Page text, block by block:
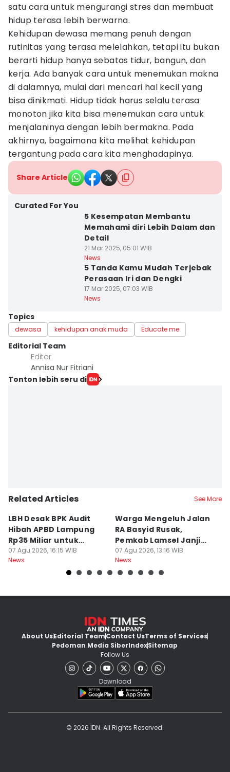
satu cara untuk mengurangi stres dan membuat
hidup terasa lebih berwarna.
Kehidupan dewasa memang penuh dengan
rutinitas yang terasa melelahkan, tetapi itu bukan
berarti hidup hanya sebatas tidur, bangun, dan
kerja. Ada banyak cara untuk menemukan makna
di dalamnya, mulai dari mencari hal kecil yang
bisa dinikmati. Hidup tidak harus selalu terasa
monoton jika kita bisa menemukan cara untuk
menjalaninya dengan lebih bermakna. Pada
akhirnya, bagaimana kita melihat kehidupan
tergantung pada cara kita menghadapinya.
Share Article
Curated For You
5 Kesempatan Membantu
Memahami diri Lebih Dalam dan
Detail
21 Mar 2025, 05:01 WIB
News
5 Tanda Kamu Mudah Terjebak
Perasaan Iri dan Dengki
17 Mar 2025, 07:03 WIB
News
Topics
dewasa kehidupan anak muda Educate me
Editorial Team
Editor
Annisa Nur Fitriani
Tonton lebih seru di
Related Articles See More
LBH Desak BPK Audit
Hibah APBD Lampung
Rp35 Miliar untuk
Kejaksaan
07 Agu 2026, 16:15 WIB
News
Warga Mengeluh Jalan
RA Basyid Rusak,
Pemkab Lamsel Janji
Segera Perbaiki
07 Agu 2026, 13:16 WIB
News
About UsEditorial TeamContact UsTerms of Services
Pedoman Media SiberIndexSitemap
Follow Us
Download
© 2026 IDN. All Rights Reserved.